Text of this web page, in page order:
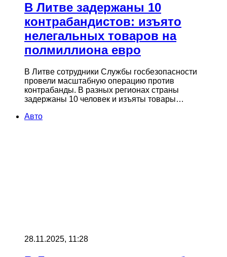
В Литве задержаны 10
контрабандистов: изъято
нелегальных товаров на
полмиллиона евро
В Литве сотрудники Службы госбезопасности
провели масштабную операцию против
контрабанды. В разных регионах страны
задержаны 10 человек и изъяты товары…
Авто
28.11.2025, 11:28